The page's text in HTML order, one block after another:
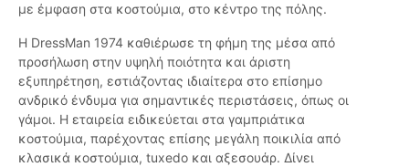
με έμφαση στα κοστούμια, στο κέντρο της πόλης.
Η DressMan 1974 καθιέρωσε τη φήμη της μέσα από
προσήλωση στην υψηλή ποιότητα και άριστη
εξυπηρέτηση, εστιάζοντας ιδιαίτερα στο επίσημο
ανδρικό ένδυμα για σημαντικές περιστάσεις, όπως οι
γάμοι. Η εταιρεία ειδικεύεται στα γαμπριάτικα
κοστούμια, παρέχοντας επίσης μεγάλη ποικιλία από
κλασικά κοστούμια, tuxedo και αξεσουάρ. Δίνει